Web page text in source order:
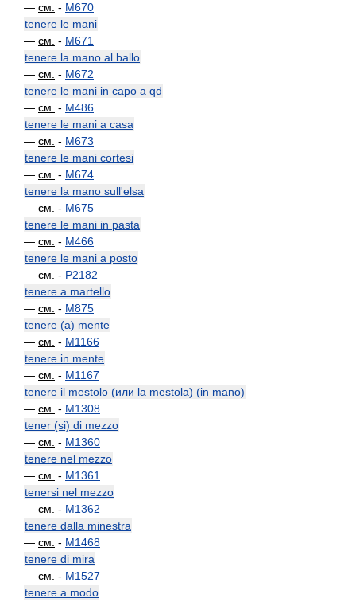
— см. - M670
tenere le mani
— см. - M671
tenere la mano al ballo
— см. - M672
tenere le mani in capo a qd
— см. - M486
tenere le mani a casa
— см. - M673
tenere le mani cortesi
— см. - M674
tenere la mano sull'elsa
— см. - M675
tenere le mani in pasta
— см. - M466
tenere le mani a posto
— см. - P2182
tenere a martello
— см. - M875
tenere (a) mente
— см. - M1166
tenere in mente
— см. - M1167
tenere il mestolo (или la mestola) (in mano)
— см. - M1308
tener (si) di mezzo
— см. - M1360
tenere nel mezzo
— см. - M1361
tenersi nel mezzo
— см. - M1362
tenere dalla minestra
— см. - M1468
tenere di mira
— см. - M1527
tenere a modo